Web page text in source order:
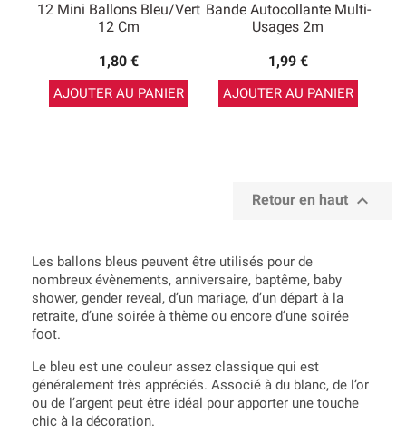
12 Mini Ballons Bleu/vert
12 Cm
1,80 €
AJOUTER AU PANIER
Bande Autocollante Multi-
Usages 2m
1,99 €
AJOUTER AU PANIER
Retour en haut 
Les ballons bleus peuvent être utilisés pour de
nombreux évènements, anniversaire, baptême, baby
shower, gender reveal, d’un mariage, d’un départ à la
retraite, d’une soirée à thème ou encore d’une soirée
foot.
Le bleu est une couleur assez classique qui est
généralement très appréciés. Associé à du blanc, de l’or
ou de l’argent peut être idéal pour apporter une touche
chic à la décoration.